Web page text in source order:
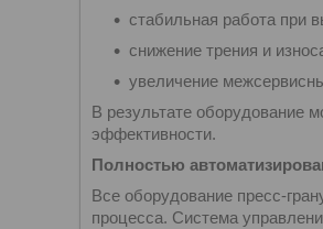
стабильная работа при
снижение трения и
увеличение
В результате оборудование
эффективности.
Полностью
Все оборудование пресс-
процесса. Система